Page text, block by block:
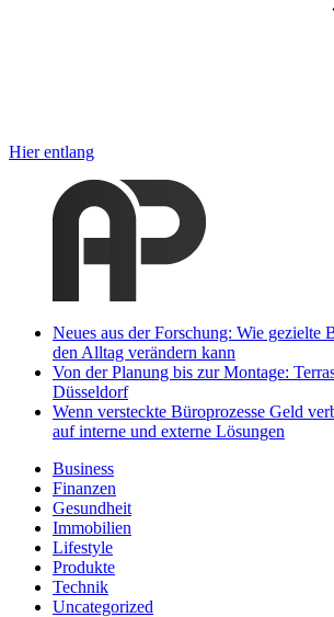
Hier entlang
Neues aus der Forschung: Wie gezielte
den Alltag verändern kann
Von der Planung bis zur Montage:
Düsseldorf
Wenn versteckte Büroprozesse Geld
auf interne und externe Lösungen
Business
Finanzen
Gesundheit
Immobilien
Lifestyle
Produkte
Technik
Uncategorized